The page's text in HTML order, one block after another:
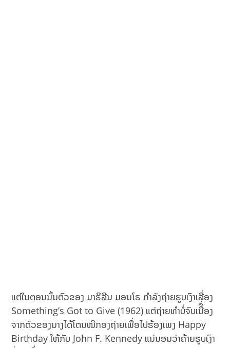
ແຕ່ໃນຕອນນັ້ນຕົວຂອງ ມາຣິລີນ ມອນໂຣ ກຳລັງຖ່າຍຮູບເງົາເລື່ອງ
Something’s Got to Give (1962) ແຕ່ຖ່າຍທຳບໍ່ຈົບເນືື່ອງ
ຈາກຕົວຂອງນາງໄດ້ໂຕນໜີກອງຖ່າຍເພື່ອໄປຮ້ອງເພງ Happy
Birthday ໃຫ້ກັບ John F. Kennedy ແນ່ນອນວ່າຄ້າຍຮູບເງົາ